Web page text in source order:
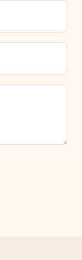
věřit, že
Dárek,
nebo jako
na kterou
prosím náš
případě ručního
lhůtu 3 dny